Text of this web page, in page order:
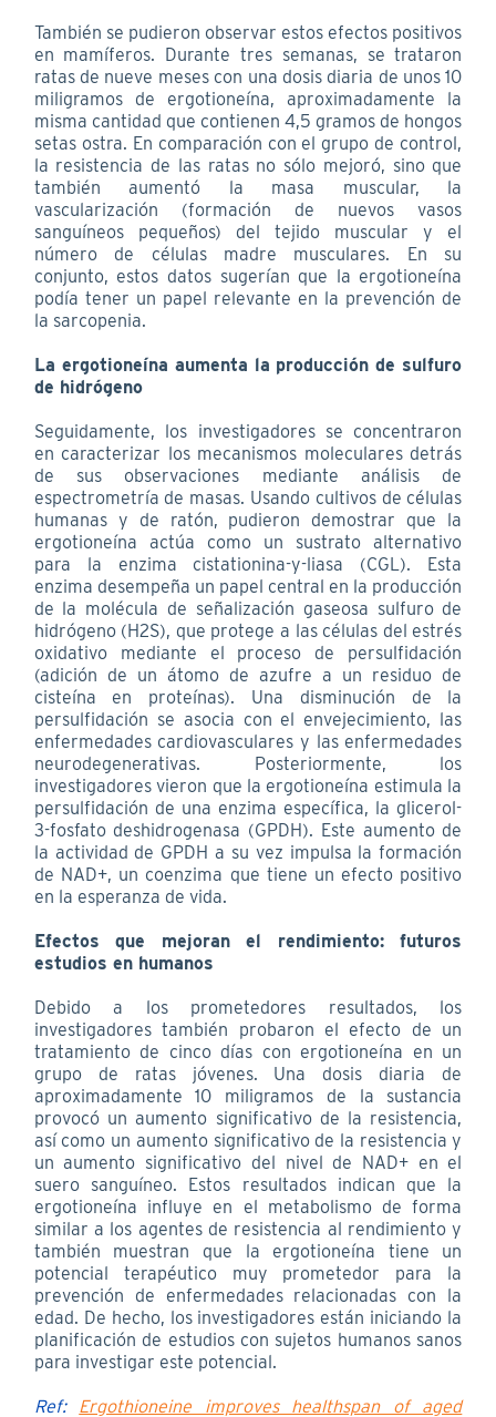
También se pudieron observar estos efectos positivos
en mamíferos. Durante tres semanas, se trataron
ratas de nueve meses con una dosis diaria de unos 10
miligramos de ergotioneína, aproximadamente la
misma cantidad que contienen 4,5 gramos de hongos
setas ostra. En comparación con el grupo de control,
la resistencia de las ratas no sólo mejoró, sino que
también aumentó la masa muscular, la
vascularización (formación de nuevos vasos
sanguíneos pequeños) del tejido muscular y el
número de células madre musculares. En su
conjunto, estos datos sugerían que la ergotioneína
podía tener un papel relevante en la prevención de
la sarcopenia.
La ergotioneína aumenta la producción de sulfuro
de hidrógeno
Seguidamente, los investigadores se concentraron
en caracterizar los mecanismos moleculares detrás
de sus observaciones mediante análisis de
espectrometría de masas. Usando cultivos de células
humanas y de ratón, pudieron demostrar que la
ergotioneína actúa como un sustrato alternativo
para la enzima cistationina-y-liasa (CGL). Esta
enzima desempeña un papel central en la producción
de la molécula de señalización gaseosa sulfuro de
hidrógeno (H2S), que protege a las células del estrés
oxidativo mediante el proceso de persulfidación
(adición de un átomo de azufre a un residuo de
cisteína en proteínas). Una disminución de la
persulfidación se asocia con el envejecimiento, las
enfermedades cardiovasculares y las enfermedades
neurodegenerativas. Posteriormente, los
investigadores vieron que la ergotioneína estimula la
persulfidación de una enzima específica, la glicerol-
3-fosfato deshidrogenasa (GPDH). Este aumento de
la actividad de GPDH a su vez impulsa la formación
de NAD+, un coenzima que tiene un efecto positivo
en la esperanza de vida.
Efectos que mejoran el rendimiento: futuros
estudios en humanos
Debido a los prometedores resultados, los
investigadores también probaron el efecto de un
tratamiento de cinco días con ergotioneína en un
grupo de ratas jóvenes. Una dosis diaria de
aproximadamente 10 miligramos de la sustancia
provocó un aumento significativo de la resistencia,
así como un aumento significativo de la resistencia y
un aumento significativo del nivel de NAD+ en el
suero sanguíneo. Estos resultados indican que la
ergotioneína influye en el metabolismo de forma
similar a los agentes de resistencia al rendimiento y
también muestran que la ergotioneína tiene un
potencial terapéutico muy prometedor para la
prevención de enfermedades relacionadas con la
edad. De hecho, los investigadores están iniciando la
planificación de estudios con sujetos humanos sanos
para investigar este potencial.
Ref: Ergothioneine improves healthspan of aged